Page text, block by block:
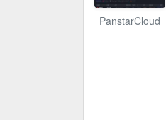
PanstarCloud